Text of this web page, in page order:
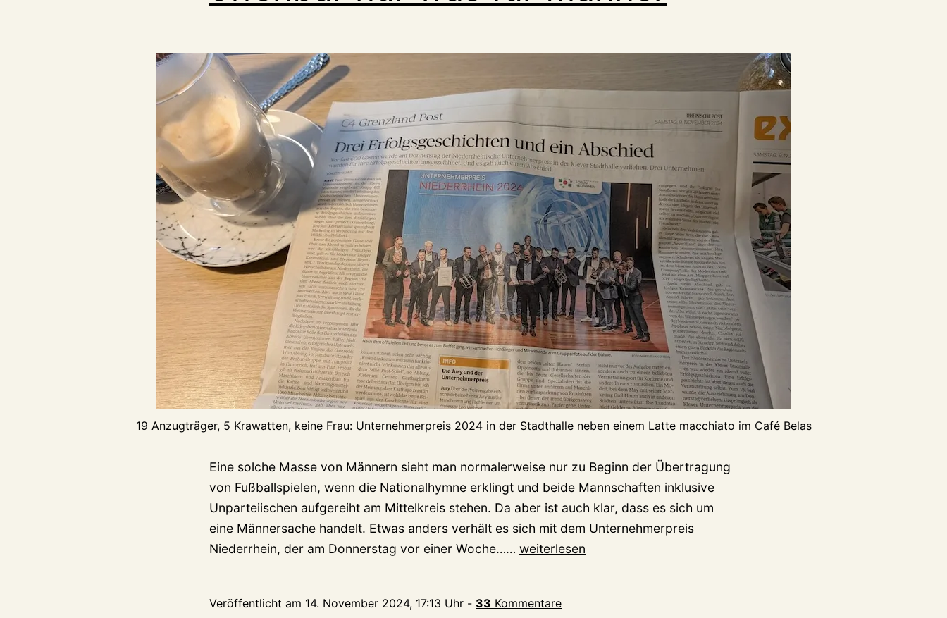
19 Anzugträger, 5 Krawatten, keine Frau: Unternehmerpreis 2024 in der Stadthalle neben einem Latte macchiato im Café Belas
Eine solche Masse von Männern sieht man normalerweise nur zu Beginn der Übertragung
von Fußballspielen, wenn die Nationalhymne erklingt und beide Mannschaften inklusive
Unparteiischen aufgereiht am Mittelkreis stehen. Da aber ist auch klar, dass es sich um
eine Männersache handelt. Etwas anders verhält es sich mit dem Unternehmerpreis
Niederrhein, der am Donnerstag vor einer Woche…… Peinliche
Niederrhein
weiterlesen
Veröffentlicht am 14. November 2024, 17:13 Uhr - 33 Kommentare